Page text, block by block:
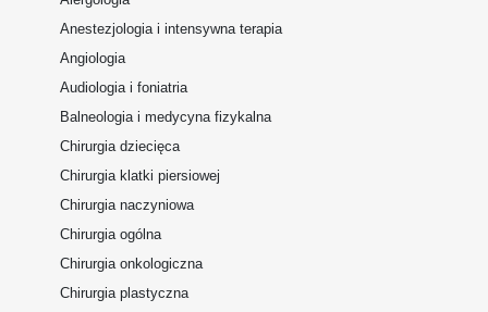
Anestezjologia i intensywna terapia
Angiologia
Audiologia i foniatria
Balneologia i medycyna fizykalna
Chirurgia dziecięca
Chirurgia klatki piersiowej
Chirurgia naczyniowa
Chirurgia ogólna
Chirurgia onkologiczna
Chirurgia plastyczna